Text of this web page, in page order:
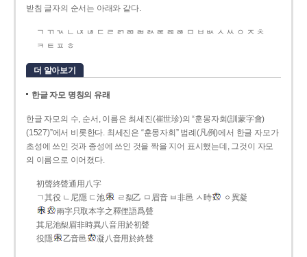
받침 글자의 순서는 아래와 같다.
ㄱ ㄲ ㄳ ㄴ ㄵ ㄶ ㄷ ㄹ ㄺ ㄻ ㄼ ㄽ ㄾ ㄿ ㅀ ㅁ ㅂ ㅄ ㅅ ㅆ ㅇ ㅈ ㅊ
ㅋ ㅌ ㅍ ㅎ
더 알아보기
한글 자모 명칭의 유래
한글 자모의 수, 순서, 이름은 최세진(崔世珍)의 “훈몽자회(訓蒙字會)
(1527)”에서 비롯한다. 최세진은 “훈몽자회” 범례(凡例)에서 한글 자모가
초성에 쓰인 것과 종성에 쓰인 것을 짝을 지어 표시했는데, 그것이 자모
의 이름으로 이어졌다.
初聲終聲通用八字
ㄱ其役 ㄴ尼隱 ㄷ池
ㄹ梨乙 ㅁ眉音 ㅂ非邑 ㅅ時
ㆁ異凝
兩字只取本字之釋俚語爲聲
其尼池梨眉非時異八音用於初聲
役隱
乙音邑 凝八音用於終聲